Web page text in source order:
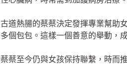
古道熱腸的蔡蔡決定發揮專業幫助
多個包包。這樣一個善意的舉動，
蔡蔡至今仍與女孩保持聯繫，時而